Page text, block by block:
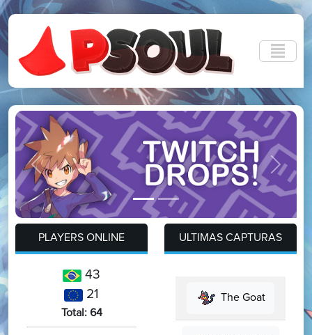
Previous Next
PLAYERS ONLINE
43
21
Total: 64
ULTIMAS CAPTURAS
The Goat